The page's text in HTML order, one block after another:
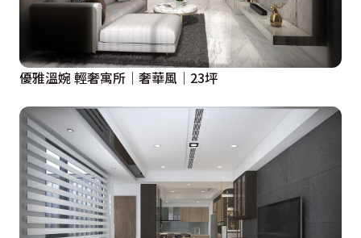
優雅溫婉 輕奢寓所｜奢華風｜23坪